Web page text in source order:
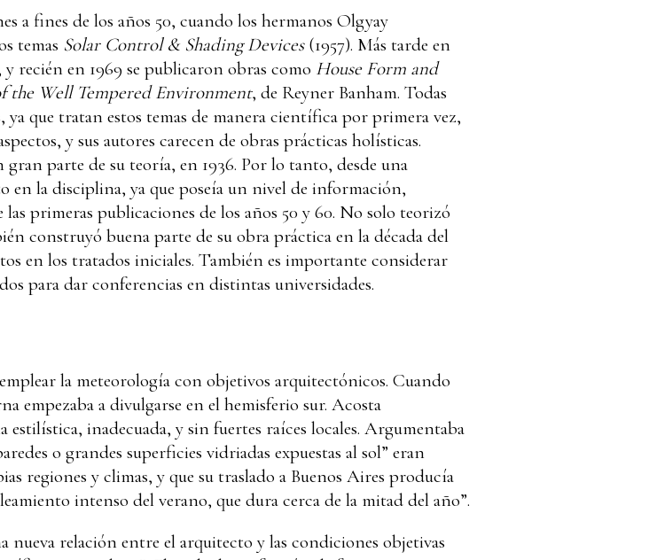
a fines de los años 50, cuando los hermanos Olgyay
temas Solar Control & Shading Devices (1957). Más tarde en
y recién en 1969 se publicaron obras como House Form and
the Well Tempered Environment, de Reyner Banham. Todas
ya que tratan estos temas de manera científica por primera vez,
y sus autores carecen de obras prácticas holísticas.
gran parte de su teoría, en 1936. Por lo tanto, desde una
en la disciplina, ya que poseía un nivel de información,
primeras publicaciones de los años 50 y 60. No solo teorizó
construyó buena parte de su obra práctica en la década del
en los tratados iniciales. También es importante considerar
para dar conferencias en distintas universidades.
la meteorología con objetivos arquitectónicos. Cuando
empezaba a divulgarse en el hemisferio sur. Acosta
inadecuada, y sin fuertes raíces locales. Argumentaba
o grandes superficies vidriadas expuestas al sol” eran
regiones y climas, y que su traslado a Buenos Aires producía
intenso del verano, que dura cerca de la mitad del año”.
nueva relación entre el arquitecto y las condiciones objetivas